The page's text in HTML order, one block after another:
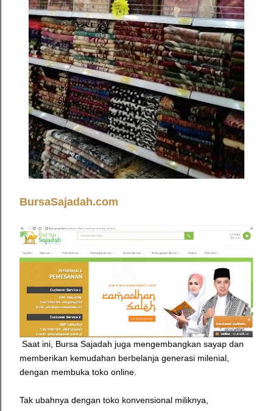
BursaSajadah.com
Saat ini, Bursa Sajadah juga mengembangkan sayap dan
memberikan kemudahan berbelanja generasi milenial,
dengan membuka toko online.
Tak ubahnya dengan toko konvensional miliknya,